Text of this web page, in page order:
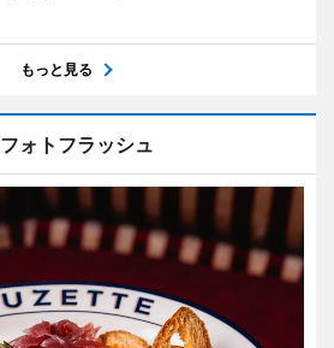
もっと見る
フォトフラッシュ